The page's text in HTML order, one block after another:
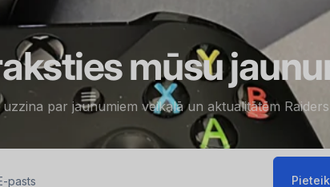
mūsu
uzzina par jaunumiem veikalā un aktualitātēm